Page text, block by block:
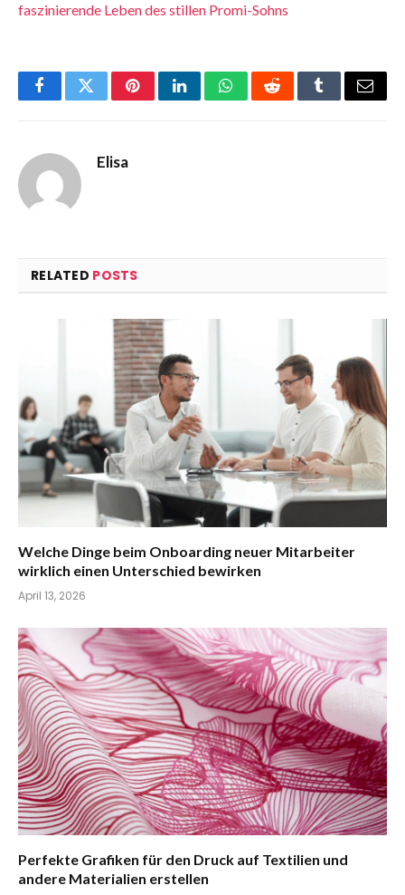
faszinierende Leben des stillen Promi-Sohns
FacebookTwitterPinterestLinkedInWhatsAppRedditTumblrEmail
Elisa
RELATED POSTS
Welche Dinge beim Onboarding neuer Mitarbeiter
wirklich einen Unterschied bewirken
April 13, 2026
Perfekte Grafiken für den Druck auf Textilien und
andere Materialien erstellen